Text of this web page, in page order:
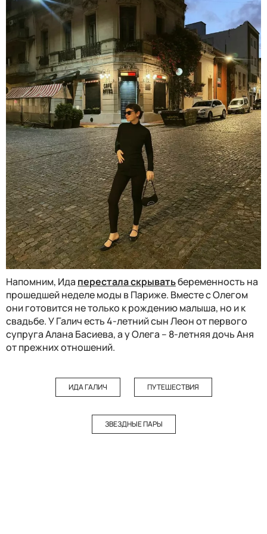
Напомним, Ида перестала скрыватьбеременность на
прошедшей неделе моды в Париже. Вместе с Олегом
они готовится не только к рождению малыша, но и к
свадьбе. У Галич есть 4-летний сын Леон от первого
супруга Алана Басиева, а у Олега – 8-летняя дочь Аня
от прежних отношений.
ИДА ГАЛИЧ ПУТЕШЕСТВИЯ
ЗВЕЗДНЫЕ ПАРЫ